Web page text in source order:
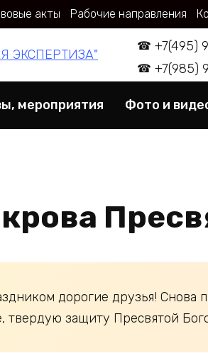
акты Рабочие направления
+7(495)
+7(985)
мероприятия Фото и
дорогие друзья!
твердую защиту Пресвятой